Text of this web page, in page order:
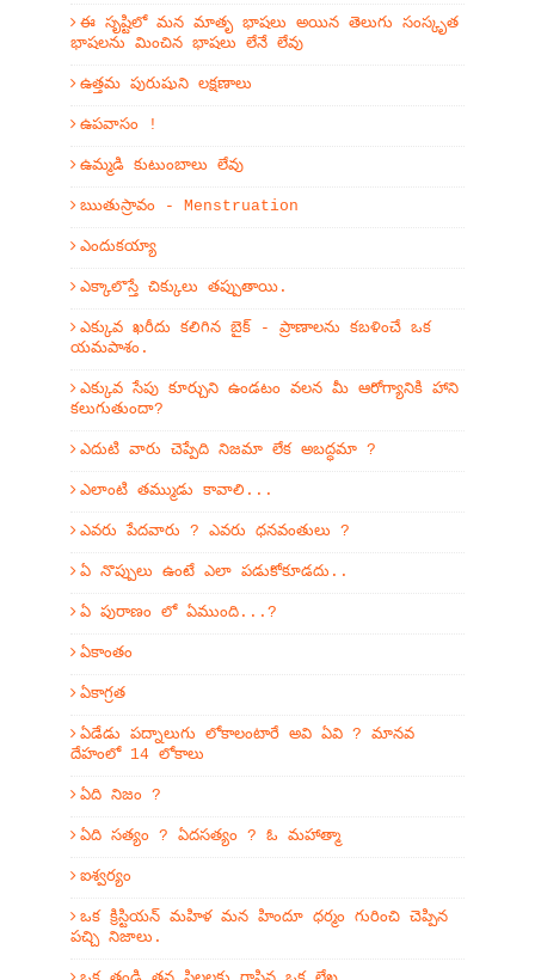
ఈ సృష్టిలో మన మాతృ భాషలు అయిన తెలుగు సంస్కృత
భాషలను మించిన భాషలు లేనే లేవు
ఉత్తమ పురుషుని లక్షణాలు
ఉపవాసం !
ఉమ్మడి కుటుంబాలు లేవు
ఋతుస్రావం - Menstruation
ఎందుకయ్యా
ఎక్కాలొస్తే చిక్కులు తప్పుతాయి.
ఎక్కువ ఖరీదు కలిగిన బైక్ - ప్రాణాలను కబళించే ఒక
యమపాశం.
ఎక్కువ సేపు కూర్చుని ఉండటం వలన మీ ఆరోగ్యానికి హాని
కలుగుతుందా?
ఎదుటి వారు చెప్పేది నిజమా లేక అబద్ధమా ?
ఎలాంటి తమ్ముడు కావాలి...
ఎవరు పేదవారు ? ఎవరు ధనవంతులు ?
ఏ నొప్పులు ఉంటే ఎలా పడుకోకూడదు..
ఏ పురాణం లో ఏముంది...?
ఏకాంతం
ఏకాగ్రత
ఏడేడు పద్నాలుగు లోకాలంటారే అవి ఏవి ? మానవ
దేహంలో 14 లోకాలు
ఏది నిజం ?
ఏది సత్యం ? ఏదసత్యం ? ఓ మహాత్మా
ఐశ్వర్యం
ఒక క్రిస్టియన్ మహిళ మన హిందూ ధర్మం గురించి చెప్పిన
పచ్చి నిజాలు.